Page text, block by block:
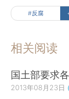
#反腐
相关阅读
国土部要求
2013年08月23日